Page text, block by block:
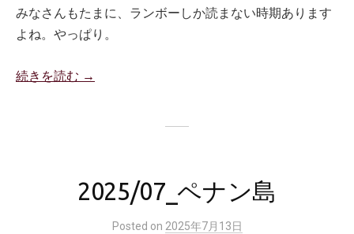
みなさんもたまに、ランボーしか読まない時期あります
よね。やっぱり。
続きを読む →
2025/07_ペナン島
Posted on 2025年7月13日